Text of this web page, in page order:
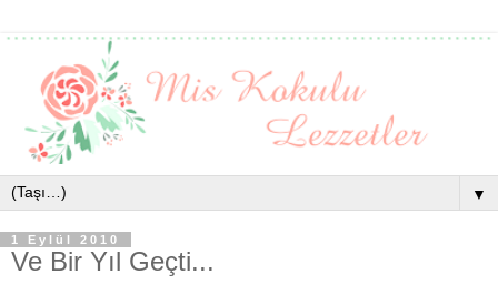
▼
1 Eylül 2010
Ve Bir Yıl Geçti...